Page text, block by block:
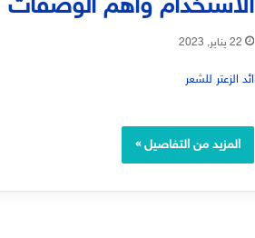
الاستخدام وأهم الوصفات
22 يناير, 2023
المزيد من التفاصيل »